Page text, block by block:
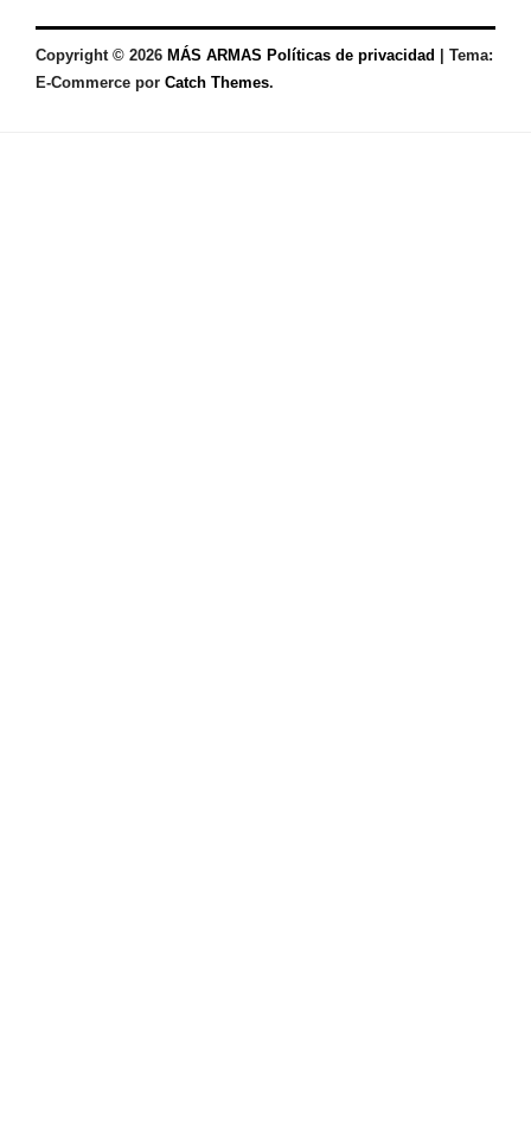
Copyright © 2026 MÁS ARMAS Políticas de privacidad
Tema:
E-Commerce por Catch Themes.